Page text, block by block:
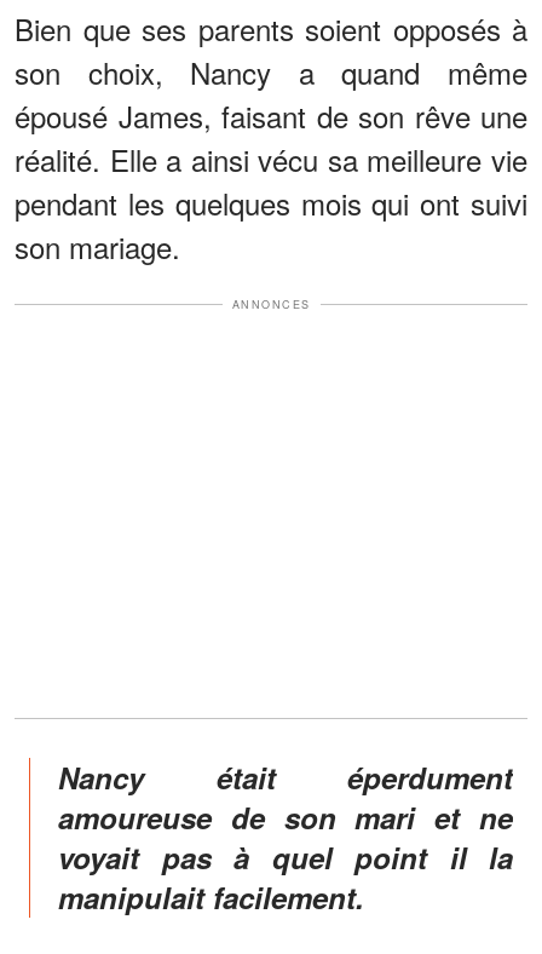
Bien que ses parents soient opposés à
son choix, Nancy a quand même
épousé James, faisant de son rêve une
réalité. Elle a ainsi vécu sa meilleure vie
pendant les quelques mois qui ont suivi
son mariage.
ANNONCES
Nancy était éperdument
amoureuse de son mari et ne
voyait pas à quel point il la
manipulait facilement.